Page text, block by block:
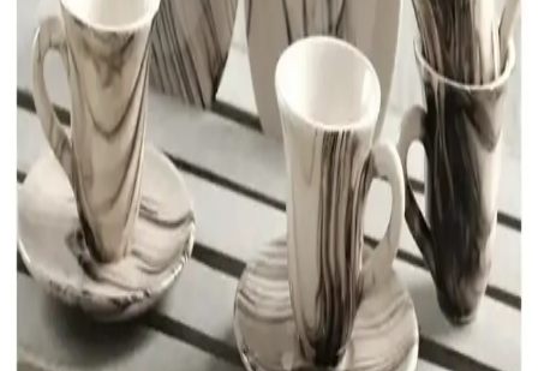
Kahve Fincanlarıyla Dekorasyonunuzu
Zenginleştiren Şık ve Fonksiyonel Seçenekler
Kahve fincanları, dekorasyona estetik ve sıcaklık katan önemli
unsurlar olup, farklı tarzlara uygun tasarım ve malzeme
seçenekleriyle mekanlara özgünlük sağlar.
Emaye Kahve Fincanlarının Günümüzdeki Yeri ve
Önemi Üzerine Detaylı İnceleme
Emaye kahve fincanları, dayanıklılığı ve estetik tasarımıyla kahve
kültüründe önemli bir yer tutar. Çok yönlü kullanımıyla ev, kafe ve
açık hava etkinliklerinde tercih edilir.
Kahve Fincanı Dekorasyon Seçenekleri: Estetik ve